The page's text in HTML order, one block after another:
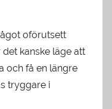
oförutsett
kanske läge att
och få en längre
tryggare i